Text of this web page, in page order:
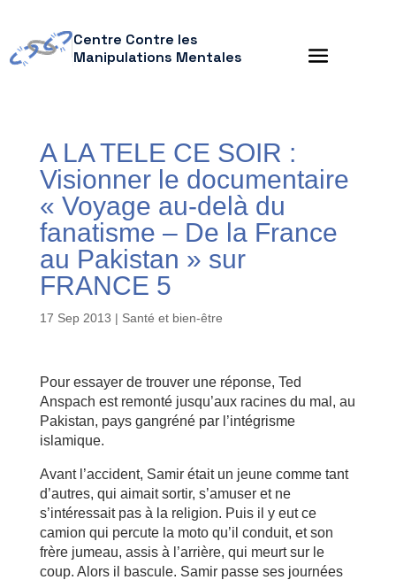
Centre Contre les
Manipulations Mentales
A LA TELE CE SOIR :
Visionner le documentaire
« Voyage au-delà du
fanatisme – De la France
au Pakistan » sur
FRANCE 5
17 Sep 2013 | Santé et bien-être
Pour essayer de trouver une réponse, Ted
Anspach est remonté jusqu’aux racines du mal, au
Pakistan, pays gangréné par l’intégrisme
islamique.
Avant l’accident, Samir était un jeune comme tant
d’autres, qui aimait sortir, s’amuser et ne
s’intéressait pas à la religion. Puis il y eut ce
camion qui percute la moto qu’il conduit, et son
frère jumeau, assis à l’arrière, qui meurt sur le
coup. Alors il bascule. Samir passe ses journées